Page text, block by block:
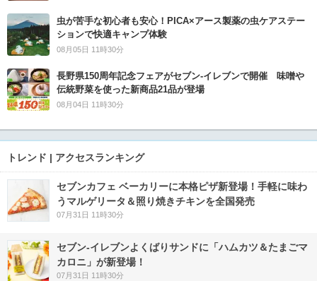
虫が苦手な初心者も安心！PICA×アース製薬の虫ケアステー
ションで快適キャンプ体験
08月05日 11時30分
長野県150周年記念フェアがセブン-イレブンで開催 味噌や
伝統野菜を使った新商品21品が登場
08月04日 11時30分
トレンド | アクセスランキング
セブンカフェ ベーカリーに本格ピザ新登場！手軽に味わ
うマルゲリータ＆照り焼きチキンを全国発売
07月31日 11時30分
セブン‐イレブンよくばりサンドに「ハムカツ＆たまごマ
カロニ」が新登場！
07月31日 11時30分